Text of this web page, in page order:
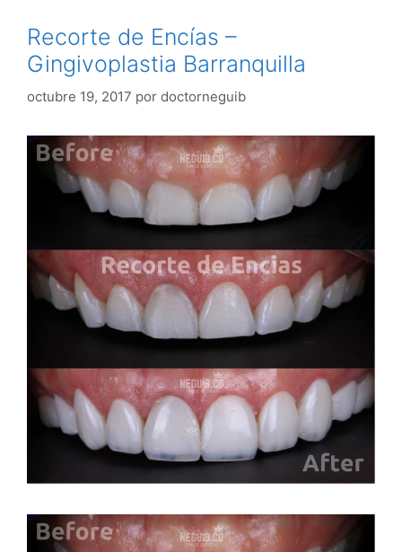
Recorte de Encías –
Gingivoplastia Barranquilla
octubre 19, 2017 por doctorneguib